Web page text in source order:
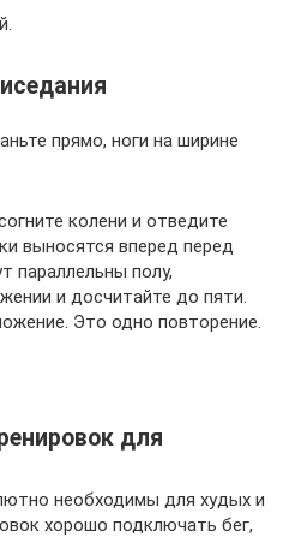
прямо, ноги на ширине
колени и отведите
выносятся вперед перед
параллельны полу,
и досчитайте до пяти.
Это одно повторение.
для
необходимы для худых и
хорошо подключать бег,